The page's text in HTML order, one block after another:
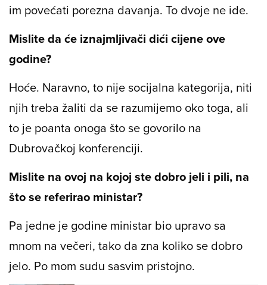
im povećati porezna davanja. To dvoje ne ide.
Mislite da će iznajmljivači dići cijene ove
godine?
Hoće. Naravno, to nije socijalna kategorija, niti
njih treba žaliti da se razumijemo oko toga, ali
to je poanta onoga što se govorilo na
Dubrovačkoj konferenciji.
Mislite na ovoj na kojoj ste dobro jeli i pili, na
što se referirao ministar?
Pa jedne je godine ministar bio upravo sa
mnom na večeri, tako da zna koliko se dobro
jelo. Po mom sudu sasvim pristojno.